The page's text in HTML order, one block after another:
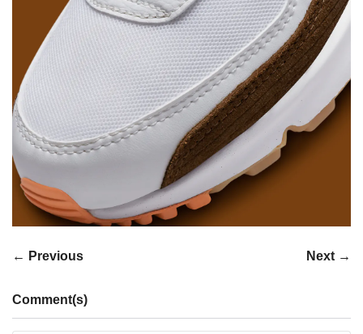
← Previous Next →
Comment(s)